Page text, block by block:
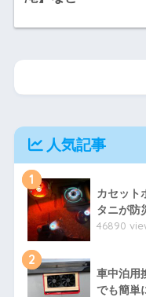
人気記事
1
カセット
タニが防
46890
2
車中泊用
でも簡単